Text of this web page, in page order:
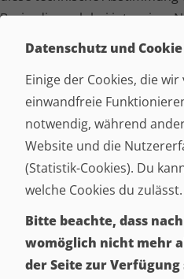
Basis, die auch bei intensiver
Funktion behält.
Einbettung in den
Die reduzierte Geometrie der
für eine flexible Integration in
Raumkonzepte. Sie
mini­ma­lis­ti­schen
stabil, auch wenn sich Details
Anpas­sungs­fä­hig­keit ist
Planung von Wohnräumen.
Datenschutz und
Einige der Cookies, die
einwandfreie
notwendig, während
Website und die
(Statistik-Cookies). Du
welche Cookies du zulässt.
Bitte beachte, dass
womöglich nicht mehr
der Seite zur Verfügung